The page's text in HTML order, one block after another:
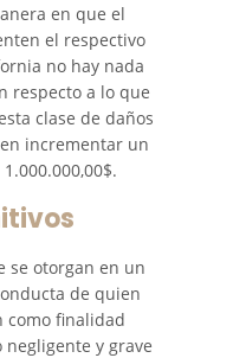
en que el
el respectivo
no hay nada
respecto a lo que
clase de daños
incrementar un
se otorgan en un
de quien
como finalidad
y grave